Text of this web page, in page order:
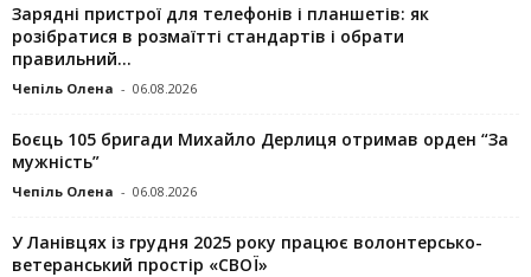
Зарядні пристрої для телефонів і планшетів: як
розібратися в розмаїтті стандартів і обрати
правильний...
Чепіль Олена - 06.08.2026
Боєць 105 бригади Михайло Дерлиця отримав орден “За
мужність”
Чепіль Олена - 06.08.2026
У Ланівцях із грудня 2025 року працює волонтерсько-
ветеранський простір «СВОЇ»